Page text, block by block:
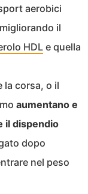
aerobici
il
HDLe quella
la corsa, o il
aumentano e
il dispendio
dopo
nel peso